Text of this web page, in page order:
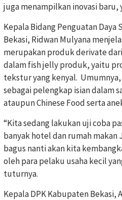
juga menampilkan inovasi baru,
Kepala Bidang Penguatan Daya
Bekasi, Ridwan Mulyana
merupakan produk derivate
dalam fish jelly produk, yaitu
tekstur yang kenyal. Umumnya,
sebagai pelengkap isian dalam
ataupun Chinese Food serta
“Kita sedang lakukan uji coba
banyak hotel dan rumah makan
bagus nanti akan kita
oleh para pelaku usaha kecil
tuturnya.
Kepala DPK Kabupaten Bekasi,